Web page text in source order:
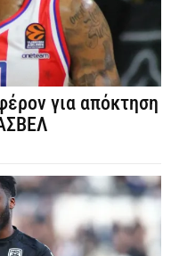
για απόκτηση